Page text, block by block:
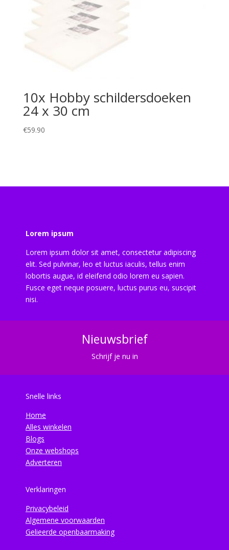
10x Hobby schildersdoeken
24 x 30 cm
€59.90
Lorem ipsum
Lorem ipsum dolor sit amet, consectetur adipiscing
elit. Sed pulvinar, leo et luctus iaculis, tellus enim
lobortis augue, id eleifend odio lorem eu sapien.
Fusce eget neque posuere, luctus purus eu, suscipit
nisi.
Nieuwsbrief
Schrijf je nu in
Snelle links
Home
Alles winkelen
Blogs
Onze webshops
Adverteren
Verklaringen
Privacybeleid
Algemene voorwaarden
Gelieerde openbaarmaking